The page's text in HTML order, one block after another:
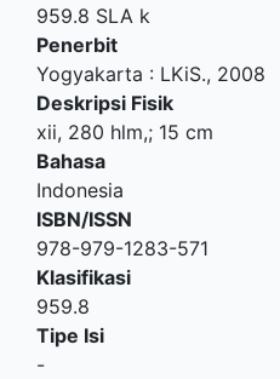
959.8 SLA k
Penerbit
Yogyakarta : LKiS., 2008
Deskripsi Fisik
xii, 280 hlm,; 15 cm
Bahasa
Indonesia
ISBN/ISSN
978-979-1283-571
Klasifikasi
959.8
Tipe Isi
-